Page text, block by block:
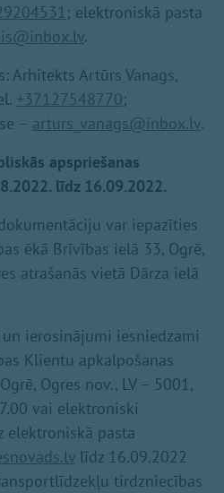
; elektroniskā pasta
.
Arhitekts Artūrs Vanags,
+37127548770;
– arturs_vanags@inbox.lv.
apspriešanas
līdz 16.09.2022.
var iepazīties
ēkā Brīvības ielā 33, Ogrē,
atrašanās vietā Dārza ielā
ierosinājumi iesniedzami
Klientu apkalpošanas
Ogres nov., LV – 5001,
vai elektroniski
elektroniskā pasta
līdz 16.09.2022
tirdzniecības